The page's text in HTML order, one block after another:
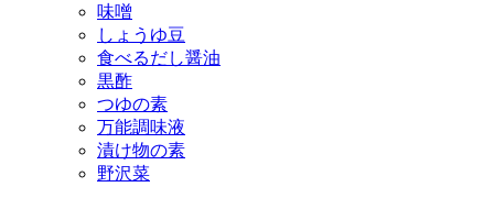
味噌
しょうゆ豆
食べるだし醤油
黒酢
つゆの素
万能調味液
漬け物の素
野沢菜